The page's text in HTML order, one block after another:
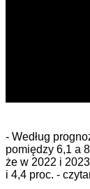
- Według
pomiędzy 6,1 a
że w 2022 i
i 4,4 proc. -